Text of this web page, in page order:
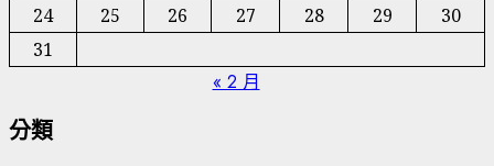
24
25 26 27 28 29
30
31
« 2 月
分類